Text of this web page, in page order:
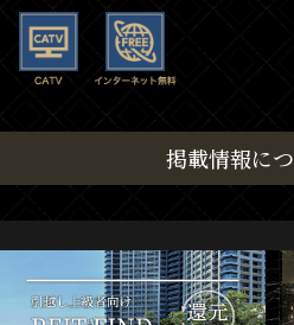
掲載情報に